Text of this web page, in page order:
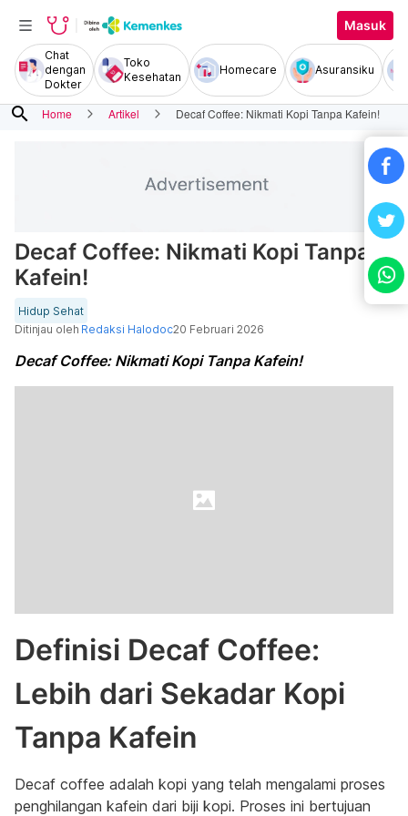
Masuk
Chat
dengan
Dokter
Toko
Kesehatan
Homecare Asuransiku
search Home Artikel Decaf Coffee: Nikmati Kopi Tanpa Kafein!
Decaf Coffee: Nikmati Kopi Tanpa
Kafein!
Hidup Sehat
Ditinjau oleh Redaksi Halodoc20 Februari 2026
Decaf Coffee: Nikmati Kopi Tanpa Kafein!
Definisi Decaf Coffee:
Lebih dari Sekadar Kopi
Tanpa Kafein
Decaf coffee adalah kopi yang telah mengalami proses
penghilangan kafein dari biji kopi. Proses ini bertujuan